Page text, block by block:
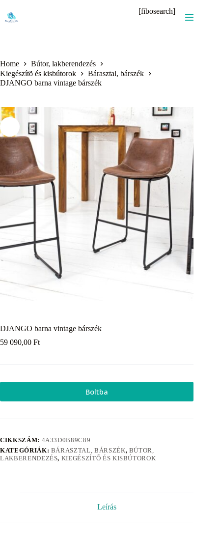
content
[fibosearch]
Home
Bútor, lakberendezés
Kiegészítõ és kisbútorok
Bárasztal, bárszék
DJANGO barna vintage bárszék
DJANGO barna vintage bárszék
59 090,00 Ft
Boltba
CIKKSZÁM: 4A33D0B89C89
KATEGÓRIÁK: BÁRASZTAL, BÁRSZÉK, BÚTOR,
LAKBERENDEZÉS, KIEGÉSZÍTÕ ÉS KISBÚTOROK
Leírás